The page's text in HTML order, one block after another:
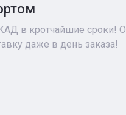
в кротчайшие сроки!
даже в день заказа!